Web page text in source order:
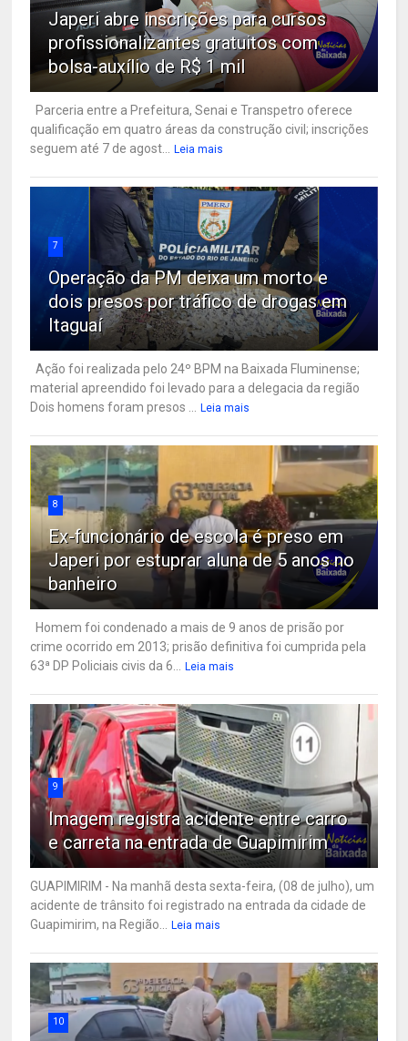
Japeri abre inscrições para cursos
profissionalizantes gratuitos com
bolsa-auxílio de R$ 1 mil
Parceria entre a Prefeitura, Senai e Transpetro oferece
qualificação em quatro áreas da construção civil; inscrições
seguem até 7 de agost...
Leia mais
7
Operação da PM deixa um morto e
dois presos por tráfico de drogas em
Itaguaí
Ação foi realizada pelo 24º BPM na Baixada Fluminense;
material apreendido foi levado para a delegacia da região
Dois homens foram presos ...
Leia mais
8
Ex-funcionário de escola é preso em
Japeri por estuprar aluna de 5 anos no
banheiro
Homem foi condenado a mais de 9 anos de prisão por
crime ocorrido em 2013; prisão definitiva foi cumprida pela
63ª DP Policiais civis da 6...
Leia mais
9
Imagem registra acidente entre carro
e carreta na entrada de Guapimirim
GUAPIMIRIM - Na manhã desta sexta-feira, (08 de julho), um
acidente de trânsito foi registrado na entrada da cidade de
Guapimirim, na Região...
Leia mais
10